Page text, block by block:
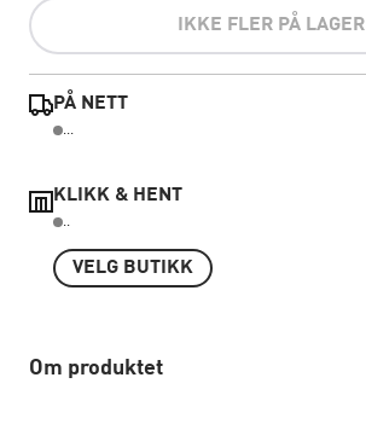
IKKE FLER PÅ LAGER
PÅ NETT
...
KLIKK & HENT
..
VELG BUTIKK
Om produktet